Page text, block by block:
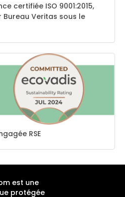
certifiée ISO 9001:2015,
Veritas sous le
RSE
est une
protégée